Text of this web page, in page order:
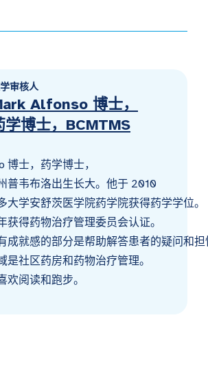
审核人
Alfonso 博士，
学博士，BCMTMS
博士，药学博士，
普韦布洛出生长大。他于 2010
大学安舒茨医学院药学院获得药学学位。
获得药物治疗管理委员会认证。
成就感的部分是帮助解答患者的疑问和担
是社区药房和药物治疗管理。
欢阅读和跑步。